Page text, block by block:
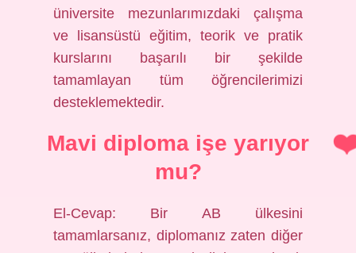
üniversite mezunlarımızdaki çalışma
ve lisansüstü eğitim, teorik ve pratik
kurslarını başarılı bir şekilde
tamamlayan tüm öğrencilerimizi
desteklemektedir.
Mavi diploma işe yarıyor
mu?
El-Cevap: Bir AB ülkesini
tamamlarsanız, diplomanız zaten diğer